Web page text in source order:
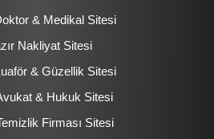
& Medikal Sitesi
Nakliyat Sitesi
& Güzellik Sitesi
& Hukuk Sitesi
Firması Sitesi